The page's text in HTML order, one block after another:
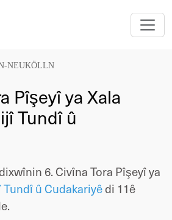
NEUKÖLLN
Pîşeyî ya Xala
Tundî û
Tundî û Cudakariyê di 11ê